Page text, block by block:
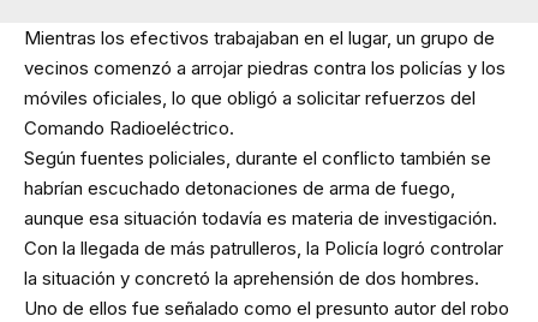
Mientras los efectivos trabajaban en el lugar, un grupo de
vecinos comenzó a arrojar piedras contra los policías y los
móviles oficiales, lo que obligó a solicitar refuerzos del
Comando Radioeléctrico.
Según fuentes policiales, durante el conflicto también se
habrían escuchado detonaciones de arma de fuego,
aunque esa situación todavía es materia de investigación.
Con la llegada de más patrulleros, la Policía logró controlar
la situación y concretó la aprehensión de dos hombres.
Uno de ellos fue señalado como el presunto autor del robo